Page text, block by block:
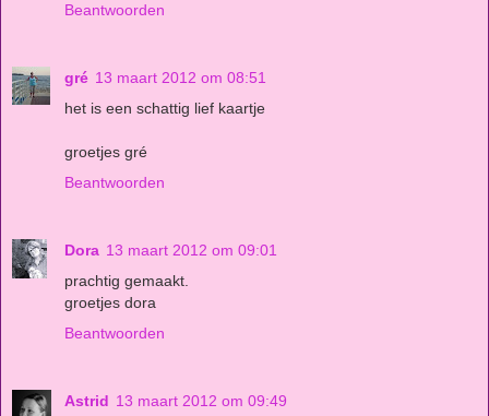
Beantwoorden
gré 13 maart 2012 om 08:51
het is een schattig lief kaartje
groetjes gré
Beantwoorden
Dora 13 maart 2012 om 09:01
prachtig gemaakt.
groetjes dora
Beantwoorden
Astrid 13 maart 2012 om 09:49